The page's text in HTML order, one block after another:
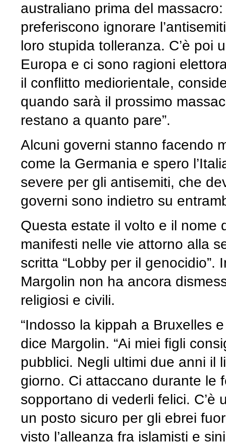
australiano prima del
preferiscono ignorare
loro stupida tolleranza. C’è poi
Europa e ci sono ragioni
il conflitto mediorientale,
quando sarà il prossimo
restano a quanto pare”.
Alcuni governi stanno facendo
come la Germania e spero
severe per gli antisemiti, che
governi sono indietro su
Questa estate il volto e il nome
manifesti nelle vie attorno alla
scritta “Lobby per il
Margolin non ha ancora
religiosi e civili.
“Indosso la kippah a Bruxelles
dice Margolin. “Ai miei figli
pubblici. Negli ultimi due anni il
giorno. Ci attaccano durante le
sopportano di vederli felici. C’è
un posto sicuro per gli ebrei
visto l’alleanza fra islamisti e